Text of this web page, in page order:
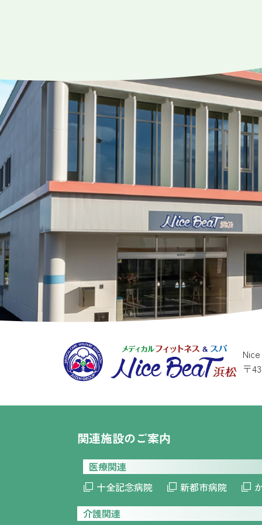
〒
関連施設のご案内
医療関連
十全記念病院
新都市病院
介護関連